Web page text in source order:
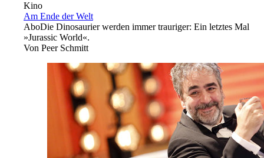
Kino
Am Ende der Welt
AboDie Dinosaurier werden immer trauriger: Ein letztes Mal
»Jurassic World«.
Von Peer Schmitt